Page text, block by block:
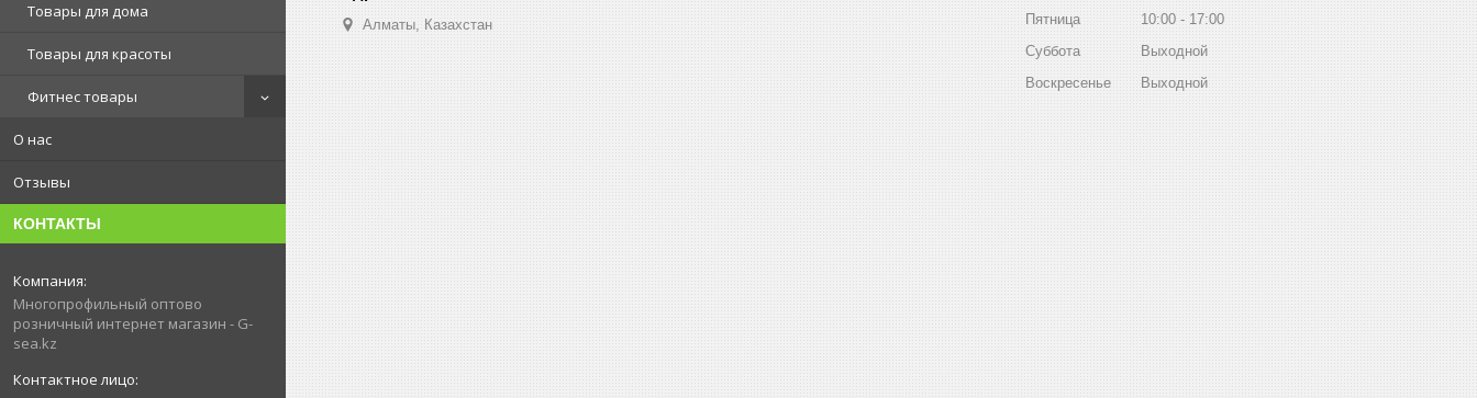
Товары для дома
Товары для красоты
Фитнес товары
О нас
Отзывы
КОНТАКТЫ
Многопрофильный оптово
розничный интернет магазин - G-
sea.kz
Алматы, Казахстан
Пятница
10:00
17:00
Суббота
Выходной
Воскресенье
Выходной